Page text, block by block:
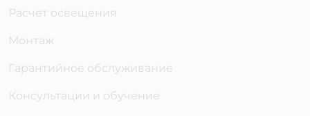
Расчет освещения
Монтаж
Гарантийное обслуживание
Консультации и обучение